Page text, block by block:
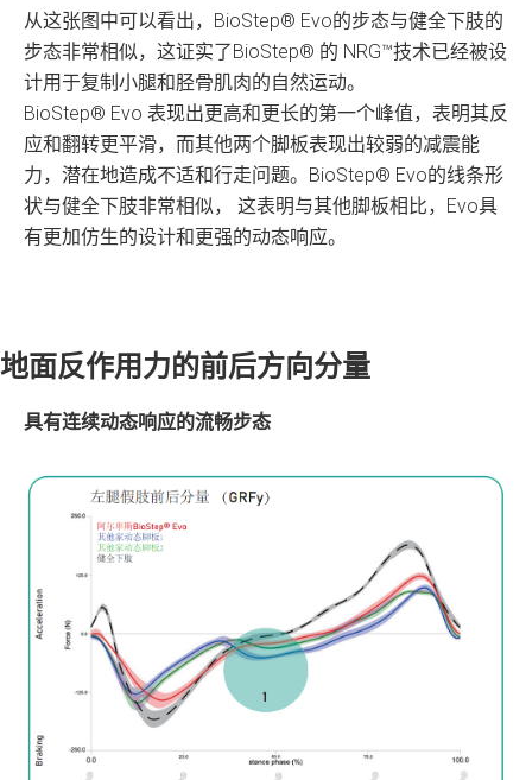
从这张图中可以看出，BioStep® Evo的步态与健全下肢的
步态非常相似，这证实了BioStep® 的 NRG™技术已经被设
计用于复制小腿和胫骨肌肉的自然运动。
BioStep® Evo 表现出更高和更长的第一个峰值，表明其反
应和翻转更平滑，而其他两个脚板表现出较弱的减震能
力，潜在地造成不适和行走问题。BioStep® Evo的线条形
状与健全下肢非常相似， 这表明与其他脚板相比，Evo具
有更加仿生的设计和更强的动态响应。
地面反作用力的前后方向分量
具有连续动态响应的流畅步态